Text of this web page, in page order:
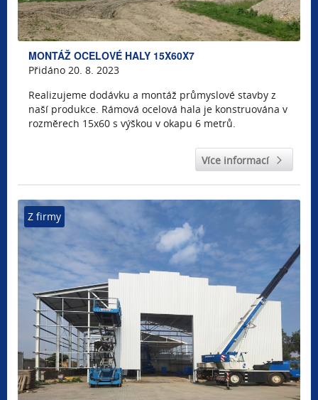
MONTÁŽ OCELOVÉ HALY 15X60X7
Přidáno 20. 8. 2023
Realizujeme dodávku a montáž průmyslové stavby z
naší produkce. Rámová ocelová hala je konstruována v
rozměrech 15x60 s výškou v okapu 6 metrů.
Více informací
Z firmy